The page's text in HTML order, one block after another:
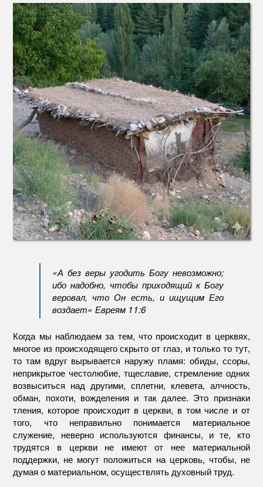
дом
«А без веры угодить Богу невозможно;
ибо надобно, чтобы приходящий к Богу
веровал, что Он есть, и ищущим Его
воздает» Евреям 11:6
Когда мы наблюдаем за тем, что происходит в церквях,
многое из происходящего скрыто от глаз, и только то тут,
то там вдруг вырывается наружу пламя: обиды, ссоры,
неприкрытое честолюбие, тщеславие, стремление одних
возвыситься над другими, сплетни, клевета, алчность,
обман, похоти, вожделения и так далее. Это признаки
тления, которое происходит в церкви, в том числе и от
того, что неправильно понимается материальное
служение, неверно используются финансы, и те, кто
трудятся в церкви не имеют от нее материальной
поддержки, не могут положиться на церковь, чтобы, не
думая о материальном, осуществлять духовный труд.